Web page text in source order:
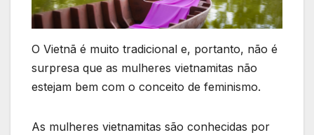
O Vietnã é muito tradicional e, portanto, não é
surpresa que as mulheres vietnamitas não
estejam bem com o conceito de feminismo.
As mulheres vietnamitas são conhecidas por